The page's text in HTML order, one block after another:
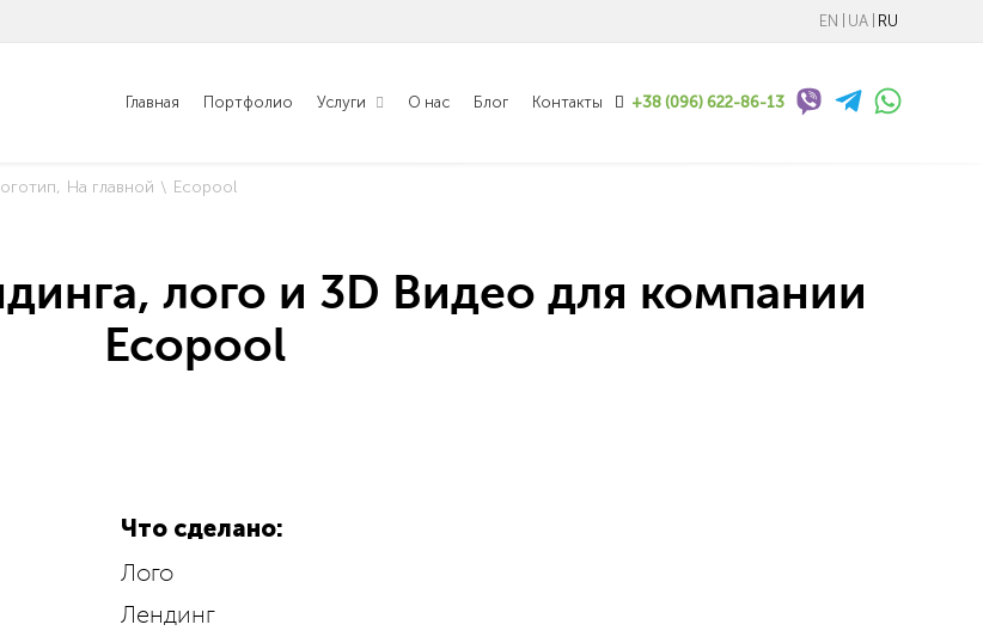
EN UA RU
Главная Портфолио Услуги О нас Блог Контакты +38 (096) 622-86-13
На главной Ecopool
лого и 3D Видео для компании
Ecopool
Что сделано:
Лого
Лендинг